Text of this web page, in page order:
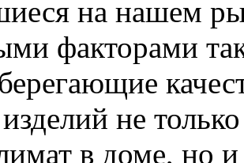
на нашем
факторами
не
в доме, но